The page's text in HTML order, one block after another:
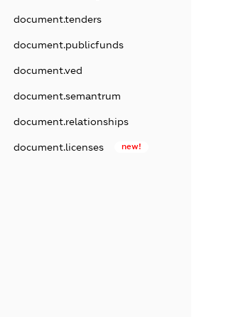
document.tenders
document.publicfunds
document.ved
document.semantrum
document.relationships
document.licenses new!